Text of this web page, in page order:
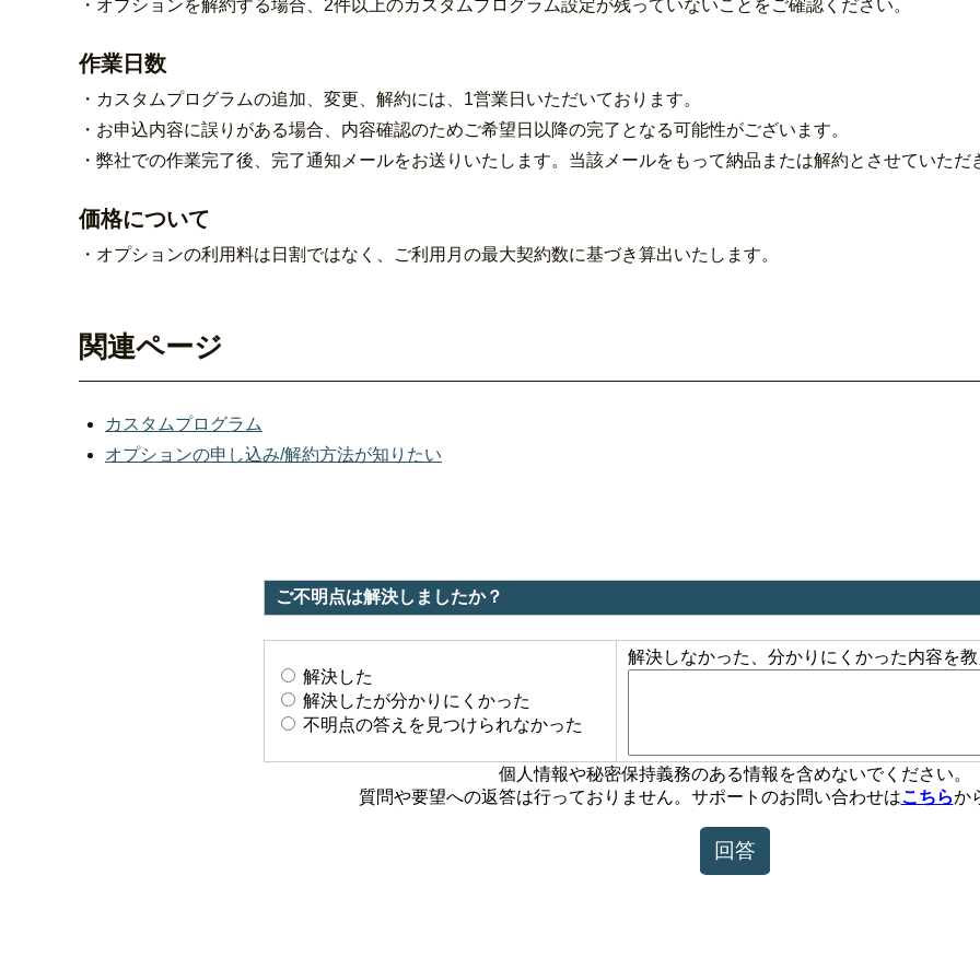
・オプションを解約する場合、2件以上のカスタムプログラム設定が残っていないことをご確認ください。
作業日数
・カスタムプログラムの追加、変更、解約には、1営業日いただいております。
・お申込内容に誤りがある場合、内容確認のためご希望日以降の完了となる可能性がございます。
・弊社での作業完了後、完了通知メールをお送りいたします。当該メールをもって納品または解約とさせていただ
価格について
・オプションの利用料は日割ではなく、ご利用月の最大契約数に基づき算出いたします。
関連ページ
カスタムプログラム
オプションの申し込み/解約方法が知りたい